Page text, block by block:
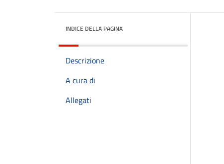
INDICE DELLA PAGINA
Descrizione
A cura di
Allegati